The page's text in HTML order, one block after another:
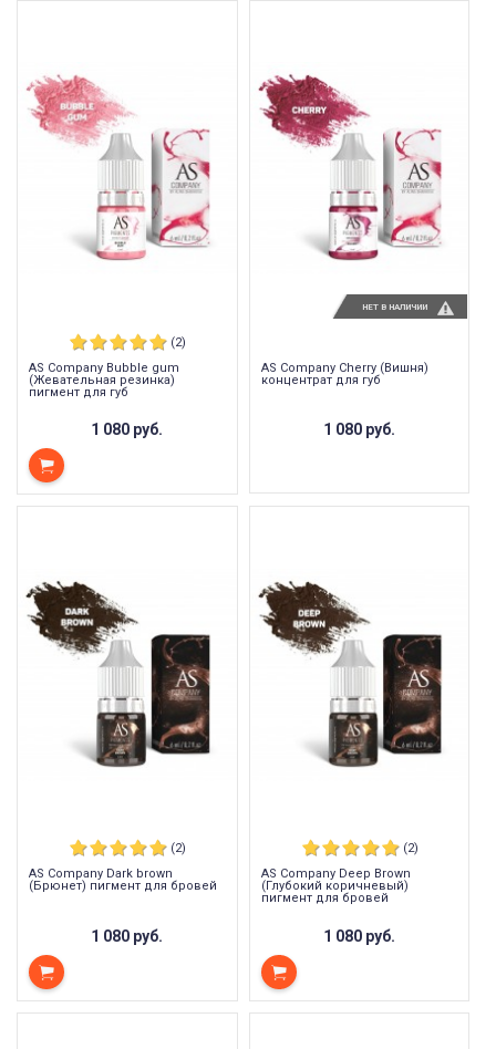
(2)
AS Company Bubble gum
(Жевательная резинка)
пигмент для губ
1 080 руб.
AS Company Cherry (Вишня)
концентрат для губ
1 080 руб.
НЕТ В НАЛИЧИИ
(2)
AS Company Dark brown
(Брюнет) пигмент для бровей
1 080 руб.
(2)
AS Company Deep Brown
(Глубокий коричневый)
пигмент для бровей
1 080 руб.